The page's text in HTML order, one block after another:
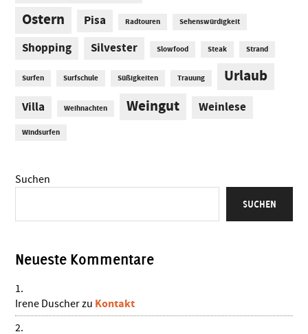
Ostern Pisa Radtouren Sehenswürdigkeit
Shopping Silvester Slowfood Steak Strand
Surfen Surfschule Süßigkeiten Trauung Urlaub
Villa Weihnachten Weingut Weinlese
Windsurfen
Suchen
SUCHEN
Neueste Kommentare
Irene Duscherzu Kontakt